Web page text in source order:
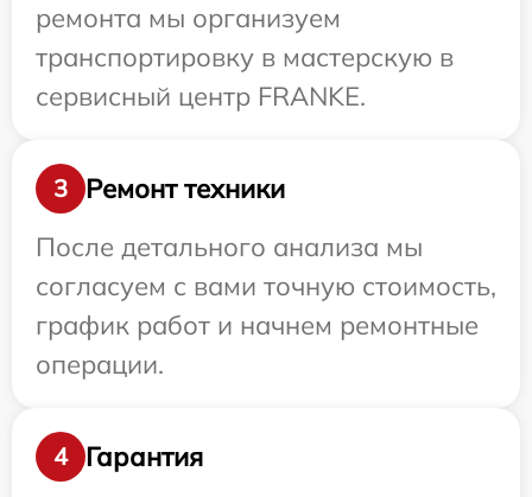
ремонта мы организуем
транспортировку в мастерскую в
сервисный центр FRANKE.
3
Ремонт техники
После детального анализа мы
согласуем с вами точную стоимость,
график работ и начнем ремонтные
операции.
4
Гарантия